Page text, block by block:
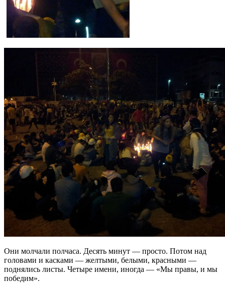
Они молчали полчаса. Десять минут — просто. Потом над
головами и касками — желтыми, белыми, красными —
поднялись листы. Четыре имени, иногда — «Мы правы, и мы
победим».